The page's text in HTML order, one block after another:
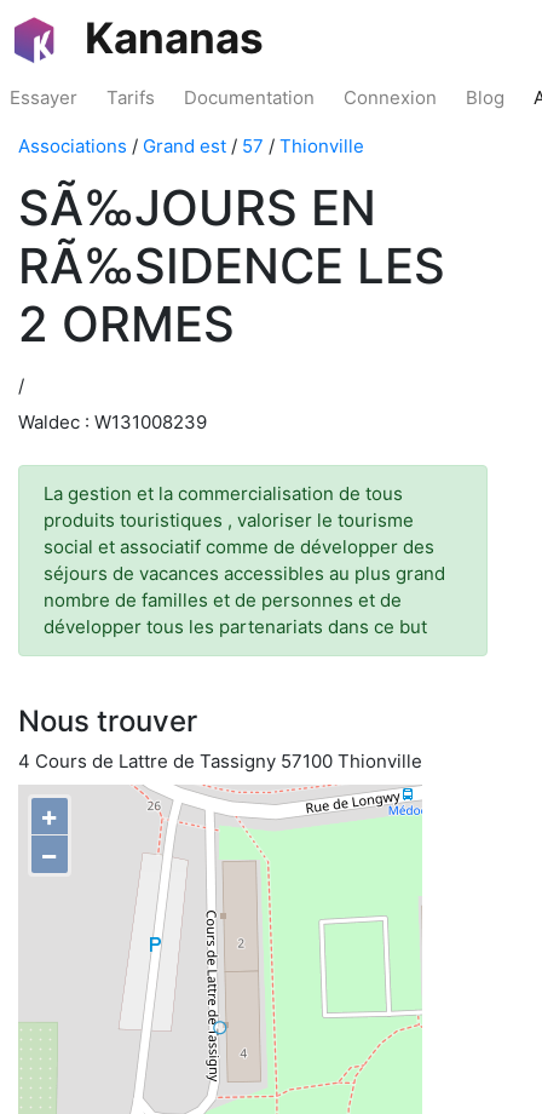
Kananas
Essayer Tarifs Documentation Connexion Blog
Associations / Grand est / 57 / Thionville
SÃ‰JOURS EN
RÃ‰SIDENCE LES
2 ORMES
/
Waldec : W131008239
La gestion et la commercialisation de tous
produits touristiques , valoriser le tourisme
social et associatif comme de développer des
séjours de vacances accessibles au plus grand
nombre de familles et de personnes et de
développer tous les partenariats dans ce but
Nous trouver
4 Cours de Lattre de Tassigny 57100 Thionville
+
−